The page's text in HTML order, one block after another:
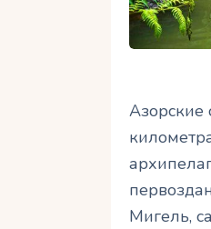
Азорские
Мигель,